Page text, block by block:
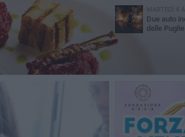
MARTEDÌ 4
Due auto
delle Puglie